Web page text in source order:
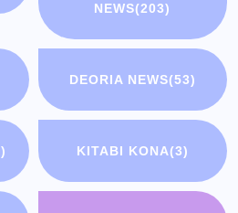
NEWS(203)
DEORIA NEWS(53)
KITABI KONA(3)